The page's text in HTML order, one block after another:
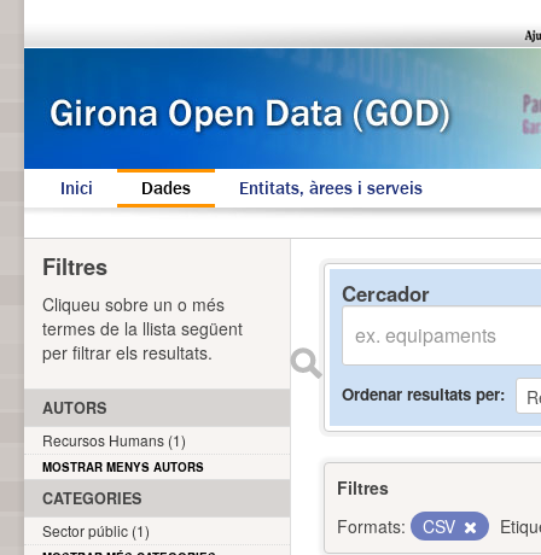
Inici Dades Entitats, àrees i serveis
Cercador
Ordenar resultats per
Filtres
Formats:
CSV
Filtres
Cliqueu sobre un o més
termes de la llista següent
per filtrar els resultats.
AUTORS
Recursos Humans (1)
MOSTRAR MENYS AUTORS
CATEGORIES
Sector públic (1)